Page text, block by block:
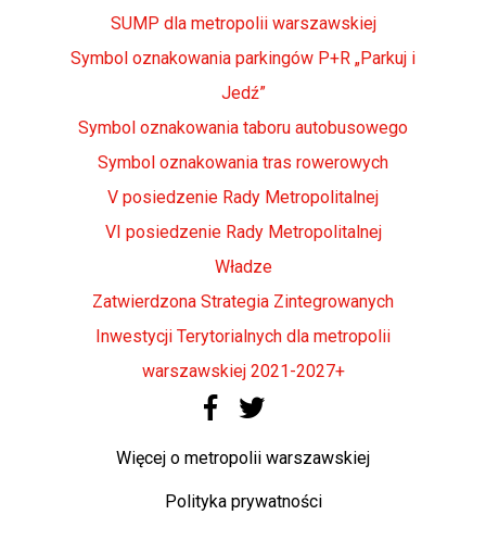
SUMP dla metropolii warszawskiej
Symbol oznakowania parkingów P+R „Parkuj i
Jedź”
Symbol oznakowania taboru autobusowego
Symbol oznakowania tras rowerowych
V posiedzenie Rady Metropolitalnej
VI posiedzenie Rady Metropolitalnej
Władze
Zatwierdzona Strategia Zintegrowanych
Inwestycji Terytorialnych dla metropolii
warszawskiej 2021-2027+
Więcej o metropolii warszawskiej
Polityka prywatności